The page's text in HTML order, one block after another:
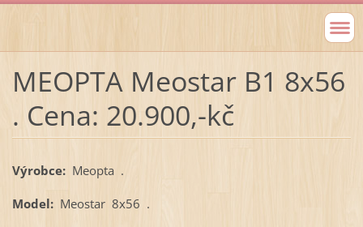
MEOPTA Meostar B1 8x56
. Cena: 20.900,-kč
Výrobce:Meopta .
Model:Meostar 8x56 .